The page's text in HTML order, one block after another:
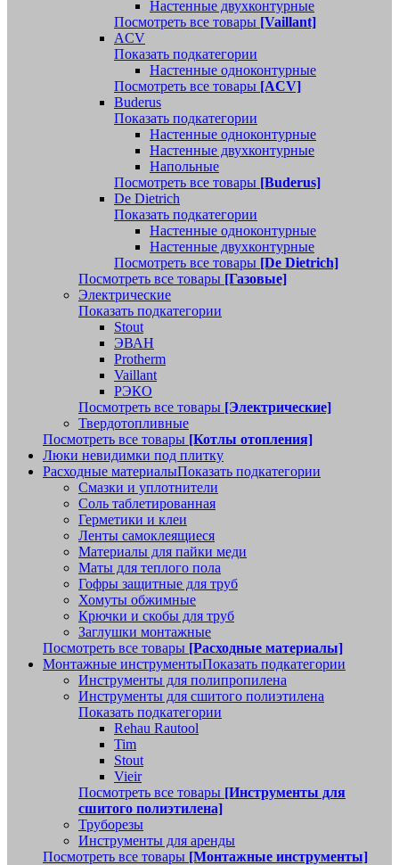
Настенные двухконтурные
Посмотреть все товары [Vaillant]
ACV
Показать подкатегории
Настенные одноконтурные
Посмотреть все товары [ACV]
Buderus
Показать подкатегории
Настенные одноконтурные
Настенные двухконтурные
Напольные
Посмотреть все товары [Buderus]
De Dietrich
Показать подкатегории
Настенные одноконтурные
Настенные двухконтурные
Посмотреть все товары [De Dietrich]
Посмотреть все товары [Газовые]
Электрические
Показать подкатегории
Stout
ЭВАН
Protherm
Vaillant
РЭКО
Посмотреть все товары [Электрические]
Твердотопливные
Посмотреть все товары [Котлы отопления]
Люки невидимки под плитку
Расходные материалыПоказать подкатегории
Смазки и уплотнители
Соль таблетированная
Герметики и клеи
Ленты самоклеящиеся
Материалы для пайки меди
Маты для теплого пола
Гофры защитные для труб
Хомуты обжимные
Крючки и скобы для труб
Заглушки монтажные
Посмотреть все товары [Расходные материалы]
Монтажные инструментыПоказать подкатегории
Инструменты для полипропилена
Инструменты для сшитого полиэтилена
Показать подкатегории
Rehau Rautool
Tim
Stout
Vieir
Посмотреть все товары [Инструменты для
сшитого полиэтилена]
Труборезы
Инструменты для аренды
Посмотреть все товары [Монтажные инструменты]